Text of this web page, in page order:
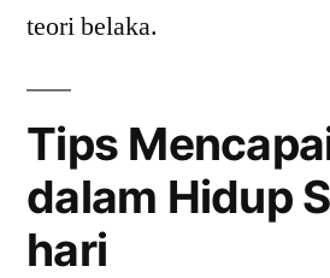
teori belaka.
Tips
dalam Hidup
hari